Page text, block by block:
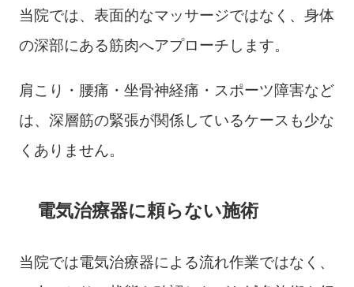
当院では、表面的なマッサージではなく、身体
の深部にある筋肉へアプローチします。
肩こり・腰痛・坐骨神経痛・スポーツ障害など
は、深層筋の緊張が関係しているケースも少な
くありません。
電気治療器に頼らない施術
当院では電気治療器による流れ作業ではなく、